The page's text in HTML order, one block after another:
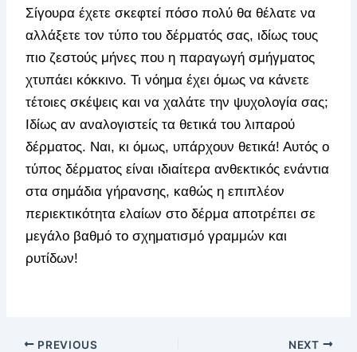
Σίγουρα έχετε σκεφτεί πόσο πολύ θα θέλατε να
αλλάξετε τον τύπο του δέρματός σας, ιδίως τους
πιο ζεστούς μήνες που η παραγωγή σμήγματος
χτυπάει κόκκινο. Τι νόημα έχει όμως να κάνετε
τέτοιες σκέψεις και να χαλάτε την ψυχολογία σας;
Ιδίως αν αναλογιστείς τα θετικά του λιπαρού
δέρματος. Ναι, κι όμως, υπάρχουν θετικά! Αυτός ο
τύπος δέρματος είναι ιδιαίτερα ανθεκτικός ενάντια
στα σημάδια γήρανσης, καθώς η επιπλέον
περιεκτικότητα ελαίων στο δέρμα αποτρέπει σε
μεγάλο βαθμό το σχηματισμό γραμμών και
ρυτίδων!
PREVIOUS NEXT